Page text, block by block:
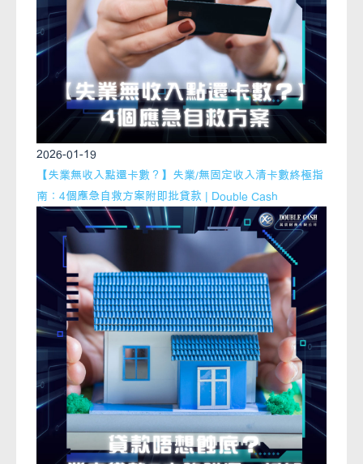
2026-01-19
【失業無收入點還卡數？】失業/無固定收入清卡數終極指
南：4個應急自救方案附即批貸款 | Double Cash